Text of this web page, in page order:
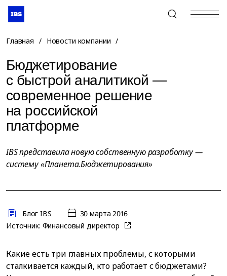
+7 (495) 967-80-80
Главная / Новости компании /
Бюджетирование
с быстрой аналитикой —
современное решение
на российской
платформе
IBS представила новую собственную разработку —
систему «Планета.Бюджетирования»
Блог IBS
30 марта 2016
Источник: Финансовый директор
Какие есть три главных проблемы, с которыми
сталкивается каждый, кто работает с бюджетами?